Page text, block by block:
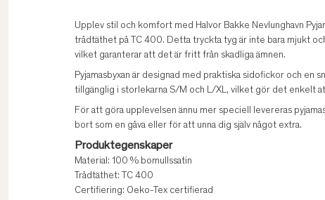
Upplev stil och komfort med Halvor Bakke Nevlunghavn
trådtäthet på TC 400. Detta tryckta tyg är inte bara mjukt
vilket garanterar att det är fritt från skadliga ämnen.
Pyjamasbyxan är designad med praktiska sidofickor och en
tillgänglig i storlekarna S/M och L/XL, vilket gör det enkelt
För att göra upplevelsen ännu mer speciell levereras
bort som en gåva eller för att unna dig själv något extra.
Produktegenskaper
Material: 100 % bomullssatin
Trådtäthet: TC 400
Certifiering: Oeko-Tex certifierad